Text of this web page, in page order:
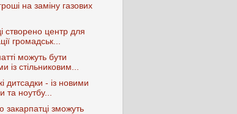
на заміну газових
створено центр для
громадськ...
можуть бути
із стільниковим...
дитсадки - із новими
та ноутбу...
закарпатці зможуть